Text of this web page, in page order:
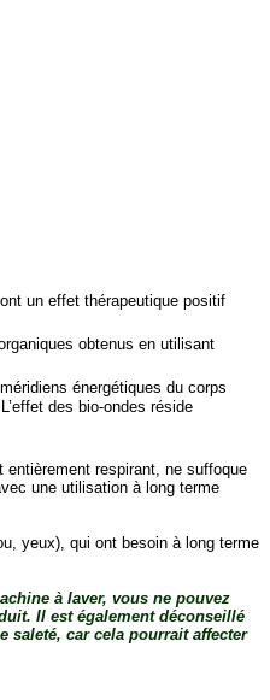
un effet thérapeutique positif
obtenus en utilisant
énergétiques du corps
des bio-ondes réside
entièrement respirant, ne suffoque
une utilisation à long terme
yeux), qui ont besoin à long terme
à laver, vous ne pouvez
Il est également déconseillé
saleté, car cela pourrait affecter